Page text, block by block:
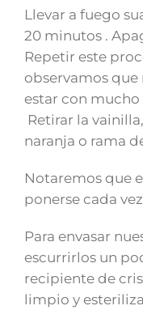
Llevar a fuego
20 minutos .
Repetir este
observamos que
estar con
Retirar la
naranja o rama
Notaremos que
ponerse cada
Para envasar
escurrirlos un
recipiente de
limpio y